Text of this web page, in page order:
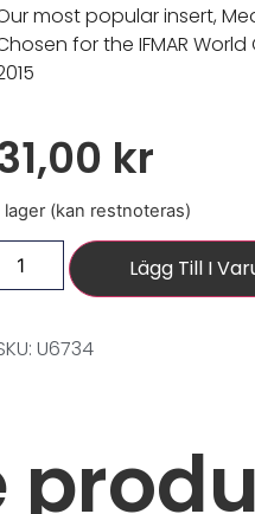
most popular insert,
for the IFMAR
kr
lager (kan restnoteras)
Lägg Till I
U6734